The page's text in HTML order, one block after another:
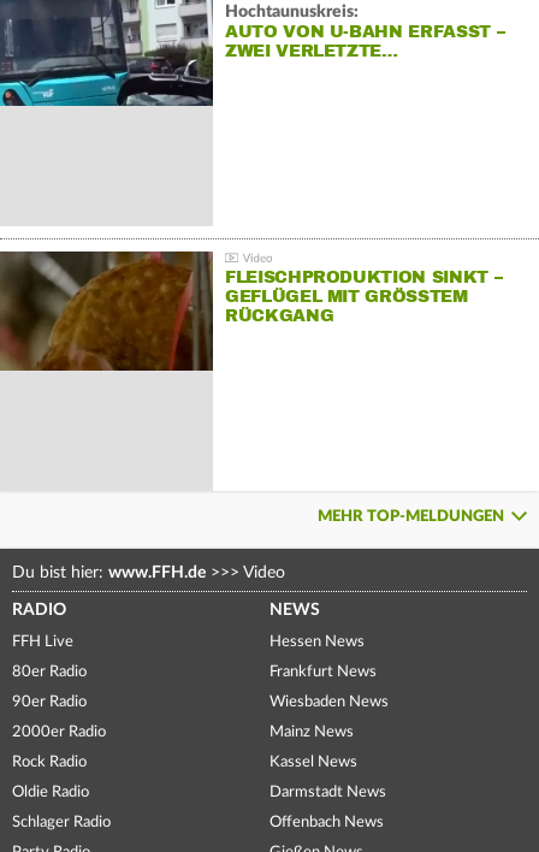
Hochtaunuskreis:
AUTO VON U-BAHN ERFASST –
ZWEI VERLETZTE…
FLEISCHPRODUKTION SINKT –
GEFLÜGEL MIT GRÖSSTEM R
ÜCKGANG
MEHR TOP-MELDUNGEN
Du bist hier: www.FFH.de >>> Video
RADIO
FFH Live
80er Radio
90er Radio
2000er Radio
Rock Radio
Oldie Radio
Schlager Radio
NEWS
Hessen News
Frankfurt News
Wiesbaden News
Mainz News
Kassel News
Darmstadt News
Offenbach News